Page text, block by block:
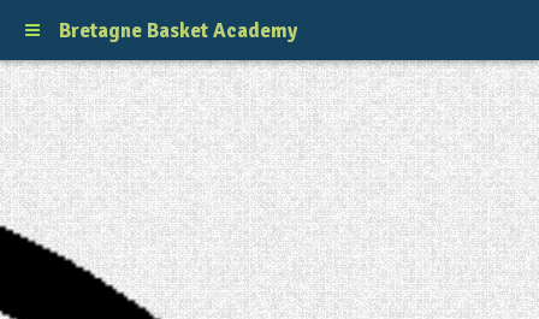
Bretagne Basket Academy